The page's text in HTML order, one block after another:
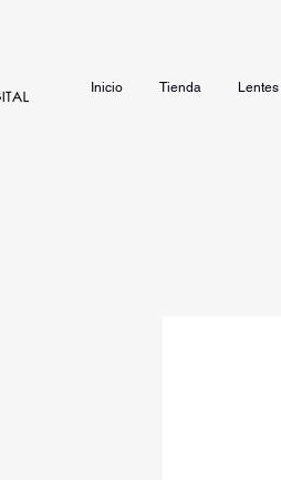
Inicio Tienda